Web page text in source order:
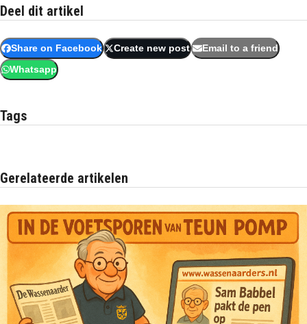
Deel dit artikel
Share on Facebook Create new post Email to a friend
Whatsapp
Tags
Gerelateerde artikelen